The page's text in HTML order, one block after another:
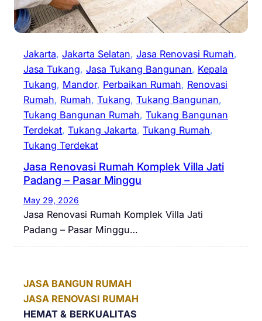
Jakarta, Jakarta Selatan, Jasa Renovasi Rumah
Jasa Tukang, Jasa Tukang Bangunan, Kepala
Tukang, Mandor, Perbaikan Rumah, Renovasi
Rumah, Rumah, Tukang, Tukang Bangunan
Tukang Bangunan Rumah, Tukang Bangunan
Terdekat, Tukang Jakarta, Tukang Rumah
Tukang Terdekat
Jasa Renovasi Rumah Komplek Villa Jati
Padang – Pasar Minggu
May 29, 2026
Jasa Renovasi Rumah Komplek Villa Jati
Padang – Pasar Minggu…
JASA BANGUN RUMAH
JASA RENOVASI RUMAH
HEMAT & BERKUALITAS